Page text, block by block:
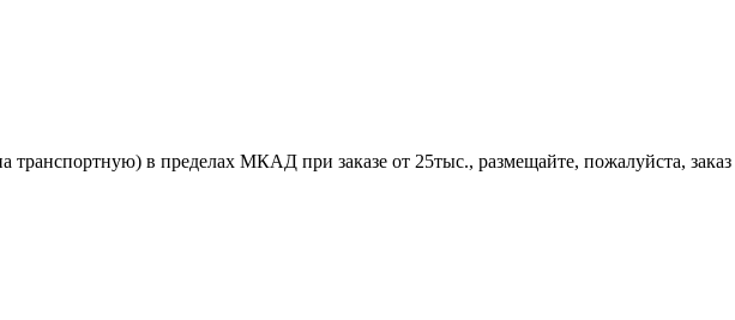
транспортную) в пределах МКАД при заказе от 25тыс., размещайте, пожалуйста, заказ